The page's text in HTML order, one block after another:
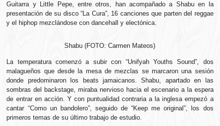
Guitarra y Little Pepe, entre otros, han acompañado a Shabu en la
presentación de su disco “La Cura”, 16 canciones que parten del reggae
y el hiphop mezclándose con dancehall y electónica.
Shabu (FOTO: Carmen Mateos)
La temperatura comenzó a subir con “Unifyah Youths Sound”, dos
malagueños que desde la mesa de mezclas se marcaron una sesión
donde predominaron los beats jamaicanos. Shabu, apartado en las
sombras del backstage, miraba nervioso hacia el escenario a la espera
de entrar en acción. Y con puntualidad contraria a la inglesa empezó a
cantar “Como un bandolero”, seguido de “Keep me original”, los dos
primeros temas de su último trabajo de estudio.